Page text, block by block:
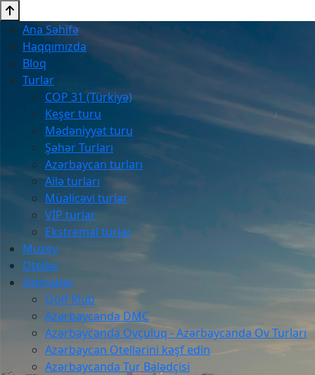
Ana Səhifə
Haqqımızda
Bloq
Turlar
COP 31 (Türkiyə)
Keşer turu
Mədəniyyət turu
Şəhər Turları
Azərbaycan turları
Ailə turları
Müalicəvi turlar
VİP turlar
Ekstremal turlar
Muzey
Otellər
Xidmətlər
Qolf Klub
Azərbaycanda DMC
Azərbaycanda Ovçuluq - Azərbaycanda Ov Turları
Azərbaycan Otellərini kəşf edin
Azərbaycanda Tur Bələdçisi